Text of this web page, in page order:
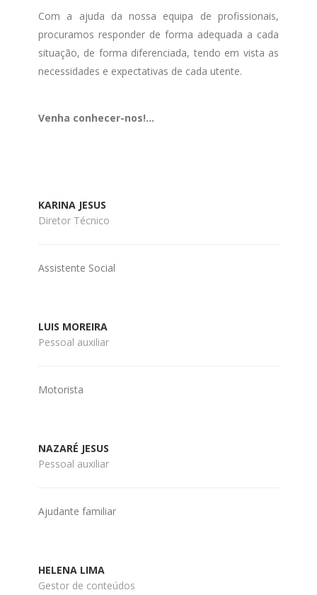
Com a ajuda da nossa equipa de profissionais,
procuramos responder de forma adequada a cada
situação, de forma diferenciada, tendo em vista as
necessidades e expectativas de cada utente.
Venha conhecer-nos!…
KARINA JESUS
Diretor Técnico
Assistente Social
LUIS MOREIRA
Pessoal auxiliar
Motorista
NAZARÉ JESUS
Pessoal auxiliar
Ajudante familiar
HELENA LIMA
Gestor de conteúdos